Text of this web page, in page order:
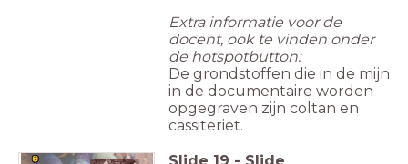
Extra informatie voor de
docent, ook te vinden onder
de hotspotbutton:
De grondstoffen die in de mijn
in de documentaire worden
opgegraven zijn coltan en
cassiteriet.
Slide 19 - Slide